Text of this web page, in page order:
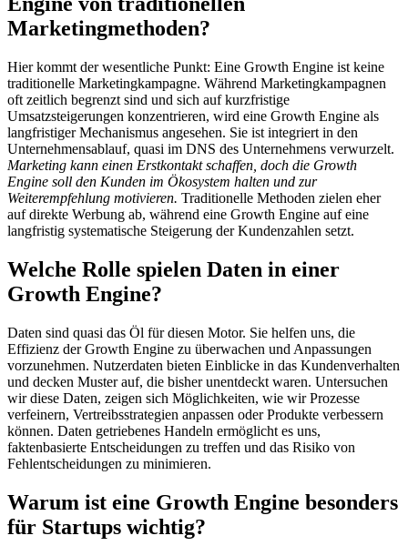
Marketingmethoden?
Hier kommt der wesentliche Punkt: Eine Growth Engine ist keine
traditionelle Marketingkampagne. Während Marketingkampagnen
oft zeitlich begrenzt sind und sich auf kurzfristige
Umsatzsteigerungen konzentrieren, wird eine Growth Engine als
langfristiger Mechanismus angesehen. Sie ist integriert in den
Unternehmensablauf, quasi im DNS des Unternehmens verwurzelt.
Marketing kann einen Erstkontakt schaffen, doch die Growth
Engine soll den Kunden im Ökosystem halten und zur
Weiterempfehlung motivieren. Traditionelle Methoden zielen eher
auf direkte Werbung ab, während eine Growth Engine auf eine
langfristig systematische Steigerung der Kundenzahlen setzt.
Welche Rolle spielen Daten in einer
Growth Engine?
Daten sind quasi das Öl für diesen Motor. Sie helfen uns, die
Effizienz der Growth Engine zu überwachen und Anpassungen
vorzunehmen. Nutzerdaten bieten Einblicke in das Kundenverhalten
und decken Muster auf, die bisher unentdeckt waren. Untersuchen
wir diese Daten, zeigen sich Möglichkeiten, wie wir Prozesse
verfeinern, Vertreibsstrategien anpassen oder Produkte verbessern
können. Daten getriebenes Handeln ermöglicht es uns,
faktenbasierte Entscheidungen zu treffen und das Risiko von
Fehlentscheidungen zu minimieren.
Warum ist eine Growth Engine besonders
für Startups wichtig?